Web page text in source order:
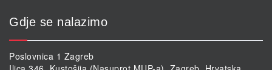
Gdje se nalazimo
Poslovnica 1 Zagreb